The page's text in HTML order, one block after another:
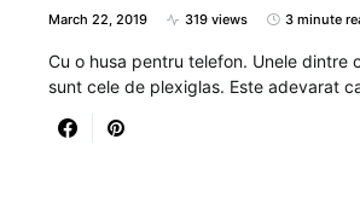
March 22, 2019 319 views 3 minute
Cu o husa pentru telefon. Unele dintre
sunt cele de plexiglas. Este adevarat